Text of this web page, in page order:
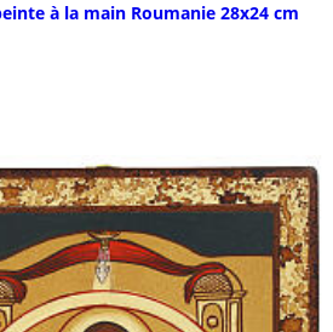
à la main Roumanie 28x24 cm